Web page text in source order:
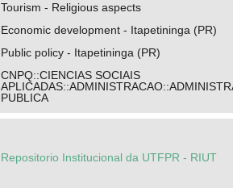
Tourism - Religious aspects
Economic development - Itapetininga (PR)
Public policy - Itapetininga (PR)
CNPQ::CIENCIAS SOCIAIS
PUBLICA
Repositorio Institucional da UTFPR - RIUT